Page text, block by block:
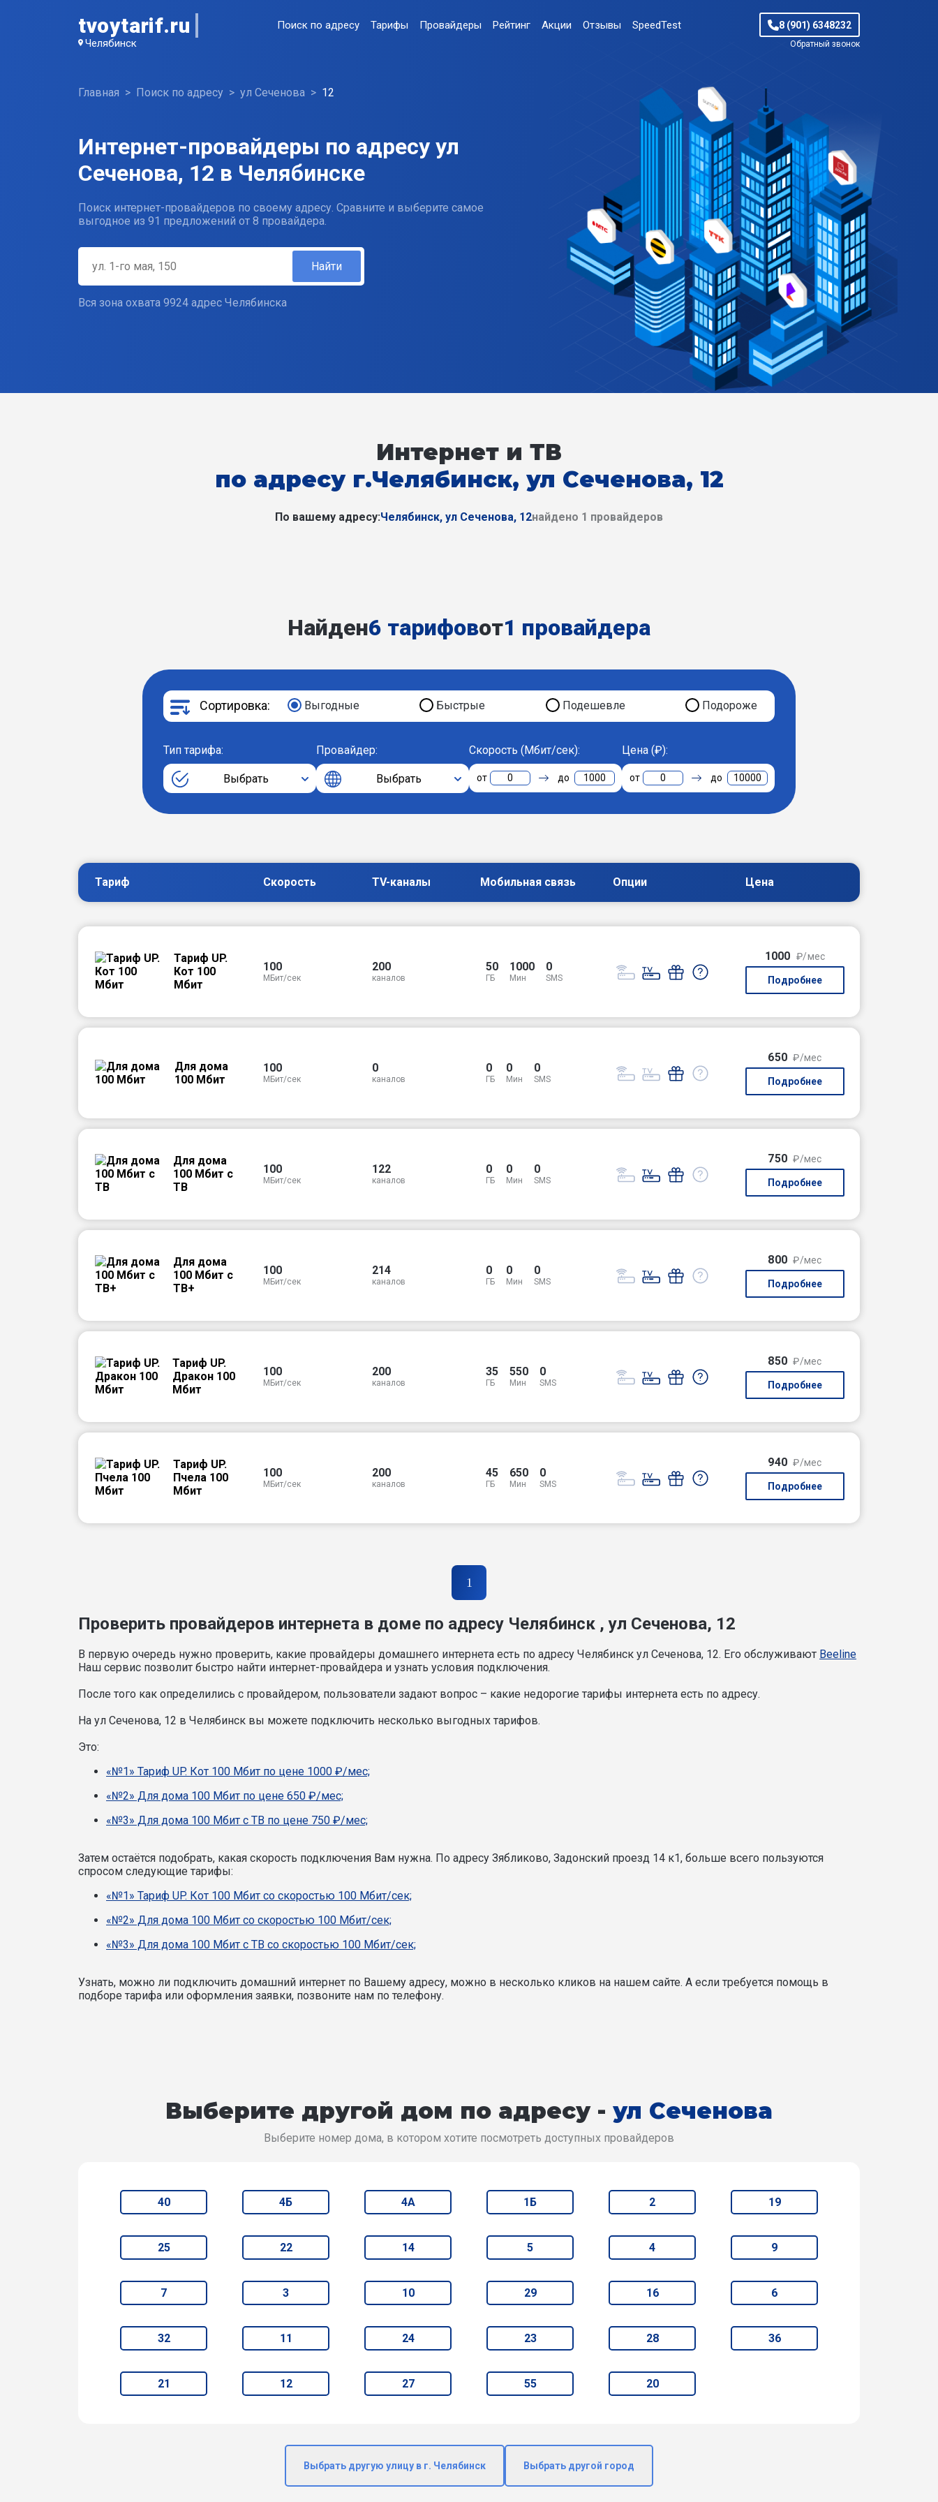
tvoytarif.ru
Челябинск
Поиск по адресу Тарифы Провайдеры Рейтинг Акции Отзывы SpeedTest 8 (901) 6348232
Обратный звонок
Главная Поиск по адресу ул Сеченова 12
Интернет-провайдеры по адресу ул
Сеченова, 12 в Челябинске
Поиск интернет-провайдеров по своему адресу. Сравните и выберите самое
выгодное из 91 предложений от 8 провайдера.
Найти
Вся зона охвата 9924 адрес Челябинска
Интернет и ТВ
по адресу г.Челябинск, ул Сеченова, 12
По вашему адресу:Челябинск, ул Сеченова, 12найдено 1 провайдеров
Найден6 тарифовот1 провайдера
Сортировка: Выгодные Быстрые Подешевле Подороже
Тип тарифа:
Выбрать
Провайдер:
Выбрать
Скорость (Мбит/сек):
0 1000
Цена (₽):
0 10000
Тариф Скорость TV-каналы Мобильная связь Опции Цена
Тариф UP.
Кот 100
Мбит
100
МБит/сек
200
каналов
50
ГБ
1000
Мин
0
SMS
1000 ₽/мес
Подробнее
Для дома
100 Мбит
100
МБит/сек
0
каналов
0
ГБ
0
Мин
0
SMS
650 ₽/мес
Подробнее
Для дома
100 Мбит с
ТВ
100
МБит/сек
122
каналов
0
ГБ
0
Мин
0
SMS
750 ₽/мес
Подробнее
Для дома
100 Мбит с
ТВ+
100
МБит/сек
214
каналов
0
ГБ
0
Мин
0
SMS
800 ₽/мес
Подробнее
Тариф UP.
Дракон 100
Мбит
100
МБит/сек
200
каналов
35
ГБ
550
Мин
0
SMS
850 ₽/мес
Подробнее
Тариф UP.
Пчела 100
Мбит
100
МБит/сек
200
каналов
45
ГБ
650
Мин
0
SMS
940 ₽/мес
Подробнее
1
Проверить провайдеров интернета в доме по адресу Челябинск , ул Сеченова, 12
В первую очередь нужно проверить, какие провайдеры домашнего интернета есть по адресу Челябинск ул Сеченова, 12. Его обслуживают Beeline
Наш сервис позволит быстро найти интернет-провайдера и узнать условия подключения.
После того как определились с провайдером, пользователи задают вопрос – какие недорогие тарифы интернета есть по адресу.
На ул Сеченова, 12 в Челябинск вы можете подключить несколько выгодных тарифов.
Это:
«№1» Тариф UP. Кот 100 Мбит по цене 1000 ₽/мес;
«№2» Для дома 100 Мбит по цене 650 ₽/мес;
«№3» Для дома 100 Мбит с ТВ по цене 750 ₽/мес;
Затем остаётся подобрать, какая скорость подключения Вам нужна. По адресу Зябликово, Задонский проезд 14 к1, больше всего пользуются
спросом следующие тарифы:
«№1» Тариф UP. Кот 100 Мбит со скоростью 100 Мбит/сек;
«№2» Для дома 100 Мбит со скоростью 100 Мбит/сек;
«№3» Для дома 100 Мбит с ТВ со скоростью 100 Мбит/сек;
Узнать, можно ли подключить домашний интернет по Вашему адресу, можно в несколько кликов на нашем сайте. А если требуется помощь в
подборе тарифа или оформления заявки, позвоните нам по телефону.
Выберите другой дом по адресу - ул Сеченова
Выберите номер дома, в котором хотите посмотреть доступных провайдеров
40 4Б 4А 1Б 2 19
25 22 14 5 4 9
7 3 10 29 16 6
32 11 24 23 28 36
21 12 27 55 20
Выбрать другую улицу в г. Челябинск Выбрать другой город